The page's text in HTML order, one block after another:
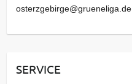
osterzgebirge@grueneliga.de
SERVICE